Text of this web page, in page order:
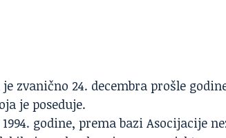
zvanično 24. decembra prošle
je poseduje.
godine, premabazi Asocijacije